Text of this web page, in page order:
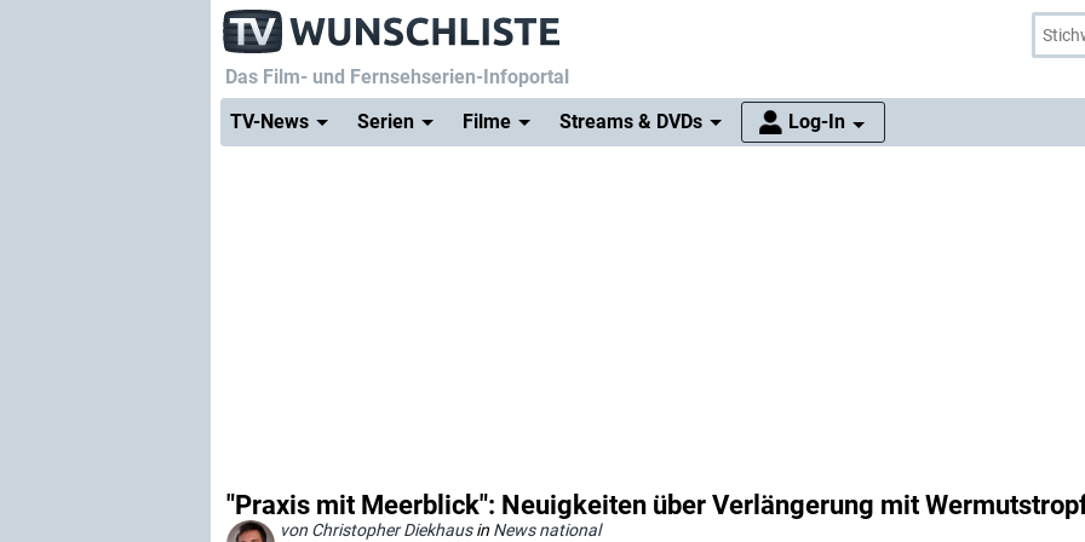
Das Film- und Fernsehserien-Infoportal
TV-News
Serien Filme Streams & DVDs Log-In
"Praxis mit Meerblick": Neuigkeiten über Verlängerung mit
von Christopher Diekhausin News national